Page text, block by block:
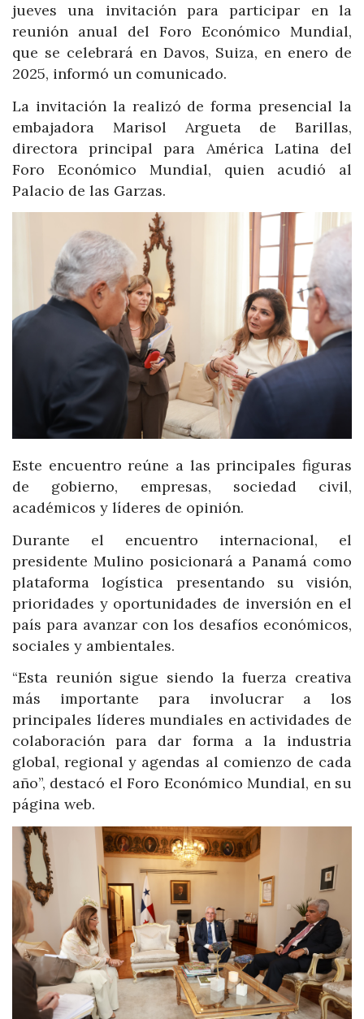
jueves una invitación para participar en la
reunión anual del Foro Económico Mundial,
que se celebrará en Davos, Suiza, en enero de
2025, informó un comunicado.
La invitación la realizó de forma presencial la
embajadora Marisol Argueta de Barillas,
directora principal para América Latina del
Foro Económico Mundial, quien acudió al
Palacio de las Garzas.
Este encuentro reúne a las principales figuras
de gobierno, empresas, sociedad civil,
académicos y líderes de opinión.
Durante el encuentro internacional, el
presidente Mulino posicionará a Panamá como
plataforma logística presentando su visión,
prioridades y oportunidades de inversión en el
país para avanzar con los desafíos económicos,
sociales y ambientales.
“Esta reunión sigue siendo la fuerza creativa
más importante para involucrar a los
principales líderes mundiales en actividades de
colaboración para dar forma a la industria
global, regional y agendas al comienzo de cada
año”, destacó el Foro Económico Mundial, en su
página web.